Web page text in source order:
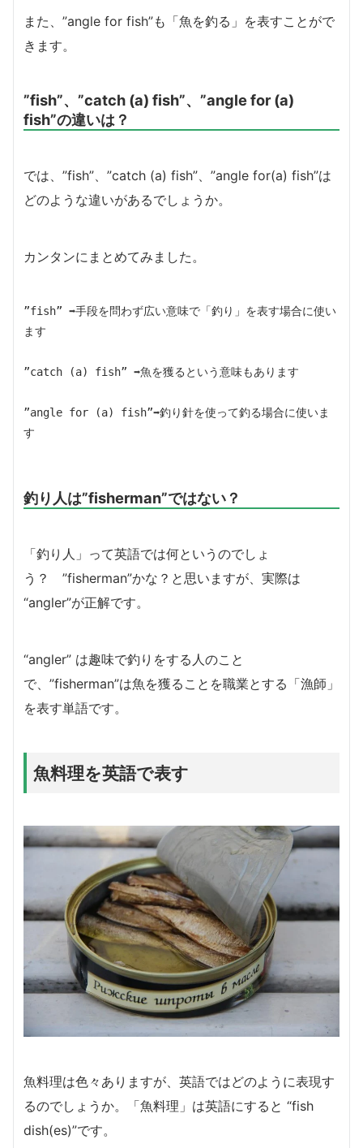
また、”angle for fish”も「魚を釣る」を表すことがで
きます。
”fish”、”catch (a) fish”、”angle for (a)
fish”の違いは？
では、”fish”、”catch (a) fish”、”angle for(a) fish”は
どのような違いがあるでしょうか。
カンタンにまとめてみました。
”fish” ➡手段を問わず広い意味で「釣り」を表す場合に使い
ます
”catch (a) fish” ➡魚を獲るという意味もあります
”angle for (a) fish”➡釣り針を使って釣る場合に使いま
す
釣り人は”fisherman”ではない？
「釣り人」って英語では何というのでしょ
う？ ”fisherman”かな？と思いますが、実際は
“angler”が正解です。
“angler” は趣味で釣りをする人のこと
で、”fisherman”は魚を獲ることを職業とする「漁師」
を表す単語です。
魚料理を英語で表す
魚料理は色々ありますが、英語ではどのように表現す
るのでしょうか。「魚料理」は英語にすると “fish
dish(es)”です。